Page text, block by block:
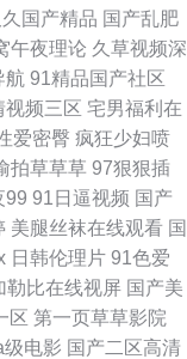
国产精品 国产乱肥
午夜理论 久草视频深
航 91精品国产社区
视频三区 宅男福利在
爱密臀 疯狂少妇喷
拍草草草 97狠狠插
99 91日逼视频 国产
美腿丝袜在线观看 国
日韩伦理片 91色爱
勒比在线视屏 国产美
区 第一页草草影院
级电影 国产二区高清